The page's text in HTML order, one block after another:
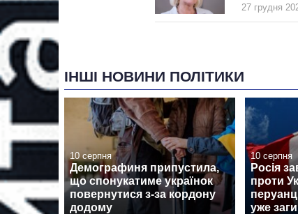
27 грудня
ІНШІ НОВИНИ ПОЛІТИКИ
10 серпня
Демографиня припустила,
що спонукатиме українок
повернутися з-за кордону
додому
10 серпня
Росія
проти
уже